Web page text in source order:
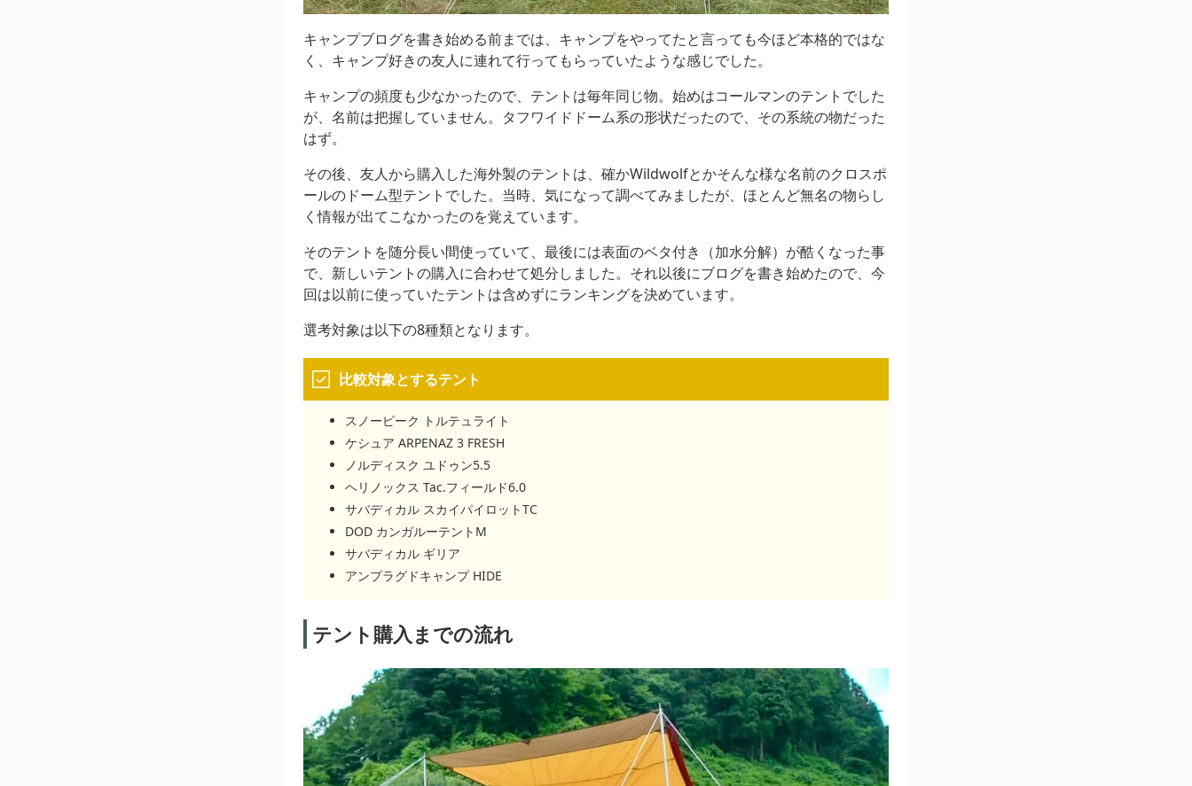
キャンプブログを書き始める前までは、キャンプをやってたと言っても今ほど本格的ではな
く、キャンプ好きの友人に連れて行ってもらっていたような感じでした。
キャンプの頻度も少なかったので、テントは毎年同じ物。始めはコールマンのテントでした
が、名前は把握していません。タフワイドドーム系の形状だったので、その系統の物だった
はず。
その後、友人から購入した海外製のテントは、確かWildwolfとかそんな様な名前のクロスポ
ールのドーム型テントでした。当時、気になって調べてみましたが、ほとんど無名の物らし
く情報が出てこなかったのを覚えています。
そのテントを随分長い間使っていて、最後には表面のベタ付き（加水分解）が酷くなった事
で、新しいテントの購入に合わせて処分しました。それ以後にブログを書き始めたので、今
回は以前に使っていたテントは含めずにランキングを決めています。
選考対象は以下の8種類となります。
比較対象とするテント
スノーピーク トルテュライト
ケシュア ARPENAZ 3 FRESH
ノルディスク ユドゥン5.5
ヘリノックス Tac.フィールド6.0
サバディカル スカイパイロットTC
DOD カンガルーテントM
サバディカル ギリア
アンプラグドキャンプ HIDE
テント購入までの流れ